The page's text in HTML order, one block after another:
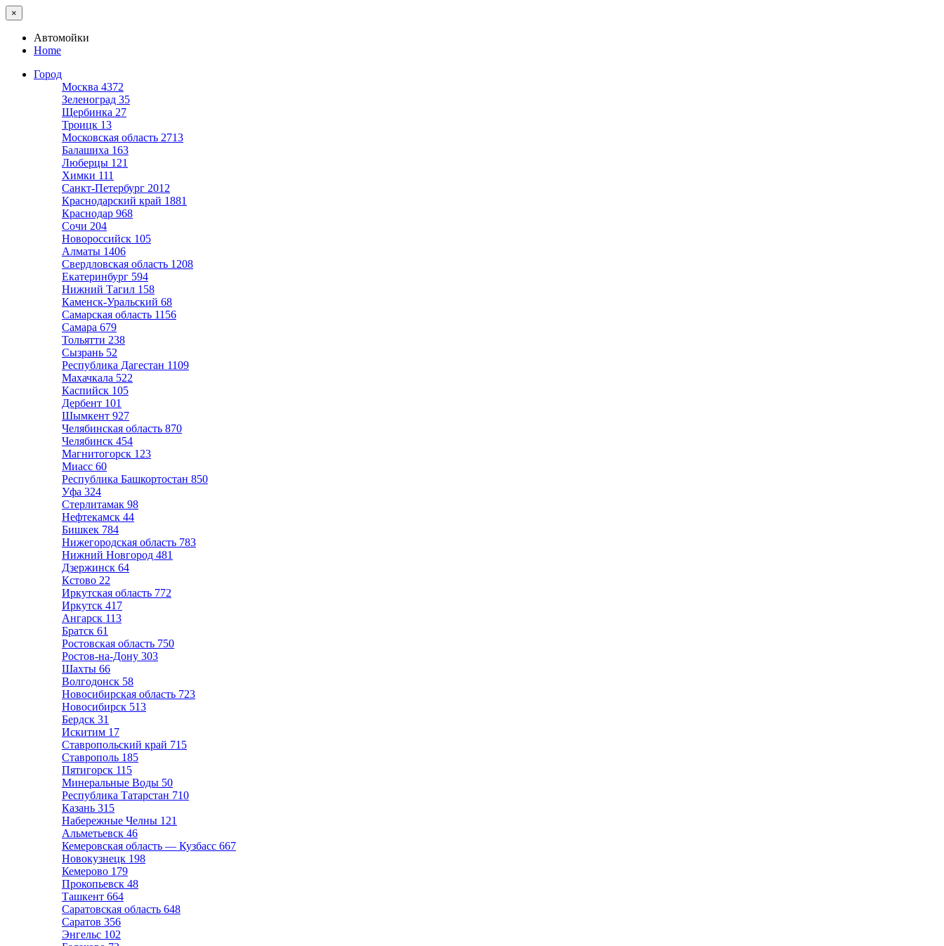
×
Автомойки
Home
Город
Москва 4372
Зеленоград 35
Щербинка 27
Троицк 13
Московская область 2713
Балашиха 163
Люберцы 121
Химки 111
Санкт-Петербург 2012
Краснодарский край 1881
Краснодар 968
Сочи 204
Новороссийск 105
Алматы 1406
Свердловская область 1208
Екатеринбург 594
Нижний Тагил 158
Каменск-Уральский 68
Самарская область 1156
Самара 679
Тольятти 238
Сызрань 52
Республика Дагестан 1109
Махачкала 522
Каспийск 105
Дербент 101
Шымкент 927
Челябинская область 870
Челябинск 454
Магнитогорск 123
Миасс 60
Республика Башкортостан 850
Уфа 324
Стерлитамак 98
Нефтекамск 44
Бишкек 784
Нижегородская область 783
Нижний Новгород 481
Дзержинск 64
Кстово 22
Иркутская область 772
Иркутск 417
Ангарск 113
Братск 61
Ростовская область 750
Ростов-на-Дону 303
Шахты 66
Волгодонск 58
Новосибирская область 723
Новосибирск 513
Бердск 31
Искитим 17
Ставропольский край 715
Ставрополь 185
Пятигорск 115
Минеральные Воды 50
Республика Татарстан 710
Казань 315
Набережные Челны 121
Альметьевск 46
Кемеровская область — Кузбасс 667
Новокузнецк 198
Кемерово 179
Прокопьевск 48
Ташкент 664
Саратовская область 648
Саратов 356
Энгельс 102